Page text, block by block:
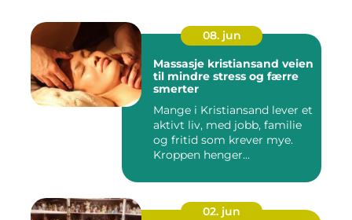
08. jun
Massasje kristiansand veien
til mindre stress og færre
smerter
Mange i Kristiansand lever et
aktivt liv, med jobb, familie
og fritid som krever mye.
Kroppen henger...
02. jun